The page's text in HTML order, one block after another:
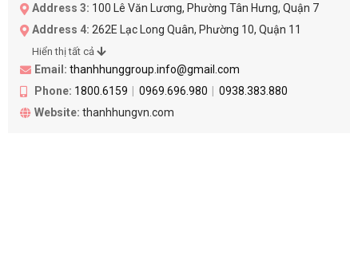
Address 3: 100 Lê Văn Lương, Phường Tân Hưng, Quận 7
Address 4: 262E Lạc Long Quân, Phường 10, Quận 11
Hiển thị tất cả
Email: thanhhunggroup.info@gmail.com
Phone: 1800.6159 0969.696.980
0938.383.880
Website: thanhhungvn.com